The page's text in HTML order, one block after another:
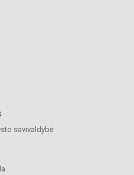
savivaldybė